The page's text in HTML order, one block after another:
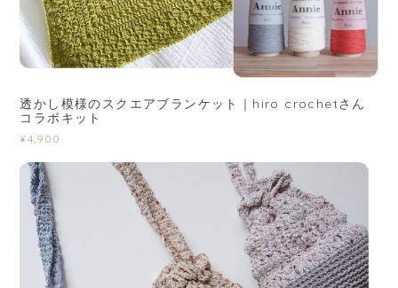
透かし模様のスクエアブランケット｜hiro crochetさん
コラボキット
¥4,900